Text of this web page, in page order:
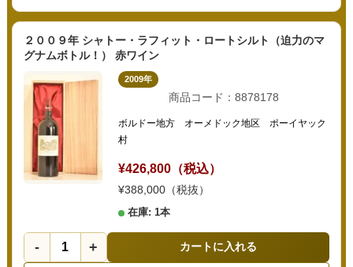
２００９年 シャトー・ラフィット・ロートシルト（迫力のマ
グナムボトル！） 赤ワイン
2009年
商品コード：8878178
ボルドー地方 オーメドック地区 ポーイヤック
村
¥426,800（税込）
¥388,000（税抜）
在庫: 1本
- + カートに入れる